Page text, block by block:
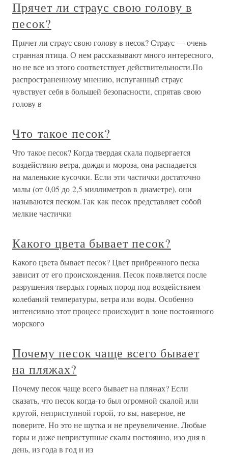
Прячет ли страус свою голову в
песок?
Прячет ли страус свою голову в песок? Страус — очень
странная птица. О нем рассказывают много интересного,
но не все из этого соответствует действительности.По
распространенному мнению, испуганный страус
чувствует себя в большей безопасности, спрятав свою
голову в
Что такое песок?
Что такое песок? Когда твердая скала подвергается
воздействию ветра, дождя и мороза, она распадается
на маленькие кусочки. Если эти частички достаточно
малы (от 0,05 до 2,5 миллиметров в диаметре), они
называются песком.Так как песок представляет собой
мелкие частички
Какого цвета бывает песок?
Какого цвета бывает песок? Цвет прибрежного песка
зависит от его происхождения. Песок появляется после
разрушения твердых горных пород под воздействием
колебаний температуры, ветра или воды. Особенно
интенсивно этот процесс происходит в зоне постоянного
морского
Почему песок чаще всего бывает
на пляжах?
Почему песок чаще всего бывает на пляжах? Если
сказать, что песок когда-то был огромной скалой или
крутой, неприступной горой, то вы, наверное, не
поверите. Но это не шутка и не преувеличение. Любые
горы и даже неприступные скалы постоянно, изо дня в
день, из года в год и из